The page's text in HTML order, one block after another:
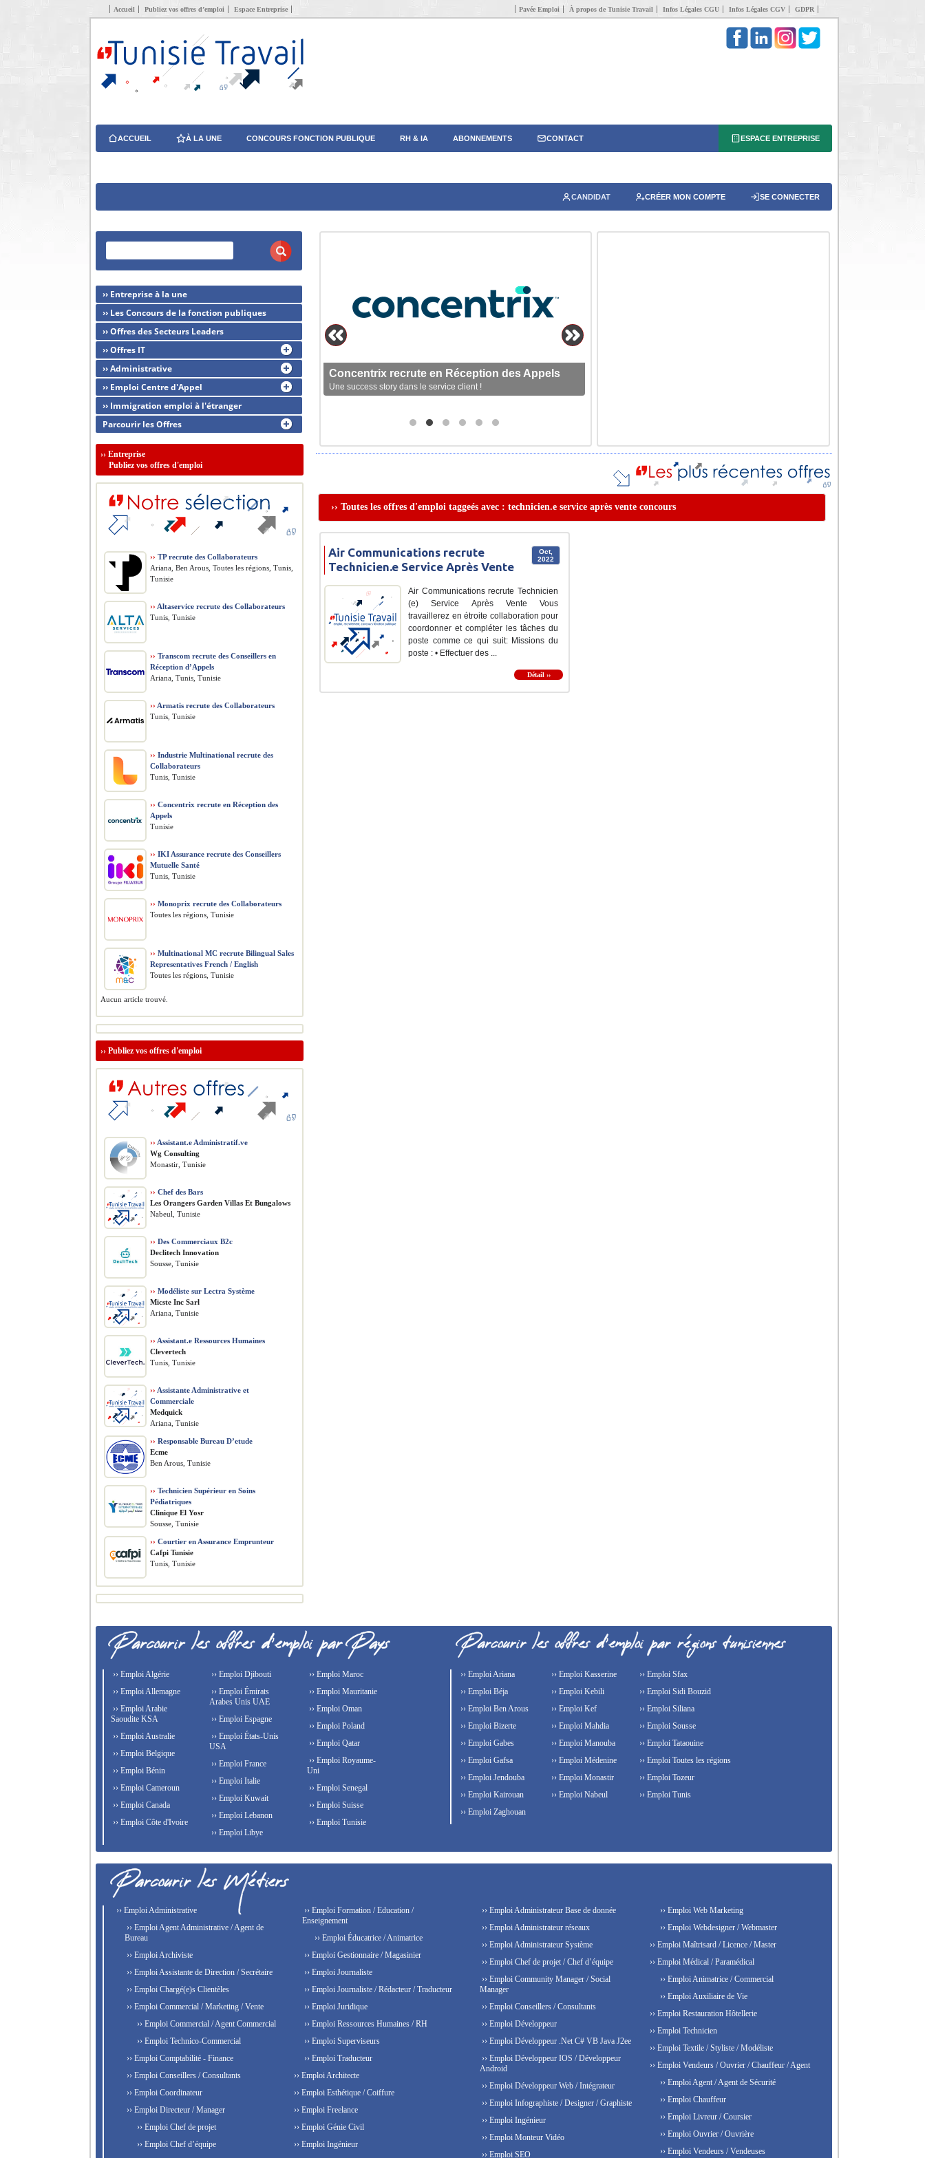
Accueil Publiez vos offres d’emploi Espace Entreprise Pavée Emploi À propos de Tunisie Travail Infos Légales CGU Infos Légales CGV GDPR
ACCUEIL À LA UNE CONCOURS FONCTION PUBLIQUE RH & IA ABONNEMENTS CONTACT ESPACE ENTREPRISE
CANDIDAT CRÉER MON COMPTE SE CONNECTER
Concentrix recrute en Réception des Appels
Une success story dans le service client !
›› Toutes les offres d'emploi taggeés avec : technicien.e service après vente concours
Oct,
2022
Air Communications recrute
Technicien.e Service Après Vente
Air Communications recrute Technicien
(e) Service Après Vente Vous
travaillerez en étroite collaboration pour
coordonner et compléter les tâches du
poste comme ce qui suit: Missions du
poste : • Effectuer des ...
Détail ››
›› Entreprise à la une
›› Les Concours de la fonction publiques
›› Offres des Secteurs Leaders
›› Offres IT
›› Administrative
›› Emploi Centre d'Appel
›› Immigration emploi à l'étranger
Parcourir les Offres
›› Entreprise
Publiez vos offres d'emploi
›› TP recrute des Collaborateurs
Ariana, Ben Arous, Toutes les régions, Tunis,
Tunisie
›› Altaservice recrute des Collaborateurs
Tunis, Tunisie
›› Transcom recrute des Conseillers en
Réception d’Appels
Ariana, Tunis, Tunisie
›› Armatis recrute des Collaborateurs
Tunis, Tunisie
›› Industrie Multinational recrute des
Collaborateurs
Tunis, Tunisie
›› Concentrix recrute en Réception des
Appels
Tunisie
›› IKI Assurance recrute des Conseillers
Mutuelle Santé
Tunis, Tunisie
›› Monoprix recrute des Collaborateurs
Toutes les régions, Tunisie
›› Multinational MC recrute Bilingual Sales
Representatives French / English
Toutes les régions, Tunisie
Aucun article trouvé.
›› Publiez vos offres d'emploi
›› Assistant.e Administratif.ve
Wg Consulting
Monastir, Tunisie
›› Chef des Bars
Les Orangers Garden Villas Et Bungalows
Nabeul, Tunisie
›› Des Commerciaux B2c
Declitech Innovation
Sousse, Tunisie
›› Modéliste sur Lectra Système
Micste Inc Sarl
Ariana, Tunisie
›› Assistant.e Ressources Humaines
Clevertech
Tunis, Tunisie
›› Assistante Administrative et
Commerciale
Medquick
Ariana, Tunisie
›› Responsable Bureau D’etude
Ecme
Ben Arous, Tunisie
›› Technicien Supérieur en Soins
Pédiatriques
Clinique El Yosr
Sousse, Tunisie
›› Courtier en Assurance Emprunteur
Cafpi Tunisie
Tunis, Tunisie
›› Emploi Algérie
›› Emploi Allemagne
›› Emploi Arabie
Saoudite KSA
›› Emploi Australie
›› Emploi Belgique
›› Emploi Bénin
›› Emploi Cameroun
›› Emploi Canada
›› Emploi Côte d'Ivoire
›› Emploi Djibouti
›› Emploi Émirats
Arabes Unis UAE
›› Emploi Espagne
›› Emploi États-Unis
USA
›› Emploi France
›› Emploi Italie
›› Emploi Kuwait
›› Emploi Lebanon
›› Emploi Libye
›› Emploi Maroc
›› Emploi Mauritanie
›› Emploi Oman
›› Emploi Poland
›› Emploi Qatar
›› Emploi Royaume-
Uni
›› Emploi Senegal
›› Emploi Suisse
›› Emploi Tunisie
›› Emploi Ariana
›› Emploi Béja
›› Emploi Ben Arous
›› Emploi Bizerte
›› Emploi Gabes
›› Emploi Gafsa
›› Emploi Jendouba
›› Emploi Kairouan
›› Emploi Kasserine
›› Emploi Kebili
›› Emploi Kef
›› Emploi Mahdia
›› Emploi Manouba
›› Emploi Médenine
›› Emploi Monastir
›› Emploi Nabeul
›› Emploi Sfax
›› Emploi Sidi Bouzid
›› Emploi Siliana
›› Emploi Sousse
›› Emploi Tataouine
›› Emploi Toutes les régions
›› Emploi Tozeur
›› Emploi Tunis
›› Emploi Zaghouan
›› Emploi Administrative
›› Emploi Agent Administrative / Agent de
Bureau
›› Emploi Archiviste
›› Emploi Assistante de Direction / Secrétaire
›› Emploi Chargé(e)s Clientèles
›› Emploi Commercial / Marketing / Vente
›› Emploi Commercial / Agent Commercial
›› Emploi Technico-Commercial
›› Emploi Comptabilité - Finance
›› Emploi Conseillers / Consultants
›› Emploi Coordinateur
›› Emploi Directeur / Manager
›› Emploi Chef de projet
›› Emploi Chef d’équipe
›› Emploi Formation / Education /
Enseignement
›› Emploi Éducatrice / Animatrice
›› Emploi Gestionnaire / Magasinier
›› Emploi Journaliste
›› Emploi Journaliste / Rédacteur / Traducteur
›› Emploi Juridique
›› Emploi Ressources Humaines / RH
›› Emploi Superviseurs
›› Emploi Traducteur
›› Emploi Architecte
›› Emploi Esthétique / Coiffure
›› Emploi Freelance
›› Emploi Génie Civil
›› Emploi Ingénieur
›› Emploi Administrateur Base de donnée
›› Emploi Administrateur réseaux
›› Emploi Administrateur Système
›› Emploi Chef de projet / Chef d’équipe
›› Emploi Community Manager / Social
Manager
›› Emploi Conseillers / Consultants
›› Emploi Développeur
›› Emploi Développeur .Net C# VB Java J2ee
›› Emploi Développeur IOS / Développeur
Android
›› Emploi Développeur Web / Intégrateur
›› Emploi Infographiste / Designer / Graphiste
›› Emploi Ingénieur
›› Emploi Monteur Vidéo
›› Emploi SEO
›› Emploi Web Marketing
›› Emploi Webdesigner / Webmaster
›› Emploi Maîtrisard / Licence / Master
›› Emploi Médical / Paramédical
›› Emploi Animatrice / Commercial
›› Emploi Auxiliaire de Vie
›› Emploi Restauration Hôtellerie
›› Emploi Technicien
›› Emploi Textile / Styliste / Modéliste
›› Emploi Vendeurs / Ouvrier / Chauffeur / Agent
›› Emploi Agent / Agent de Sécurité
›› Emploi Chauffeur
›› Emploi Livreur / Coursier
›› Emploi Ouvrier / Ouvrière
›› Emploi Vendeurs / Vendeuses